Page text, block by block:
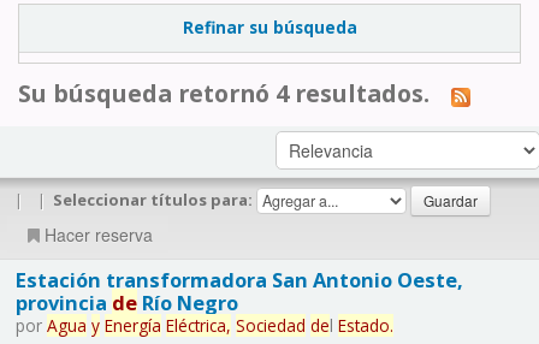
Refinar su búsqueda
Su búsqueda retornó 4 resultados.
| | Seleccionar títulos para:
Hacer reserva
Estación transformadora San Antonio Oeste,
provincia deRío Negro
por Agua y Energía Eléctrica, Sociedad del Estado.